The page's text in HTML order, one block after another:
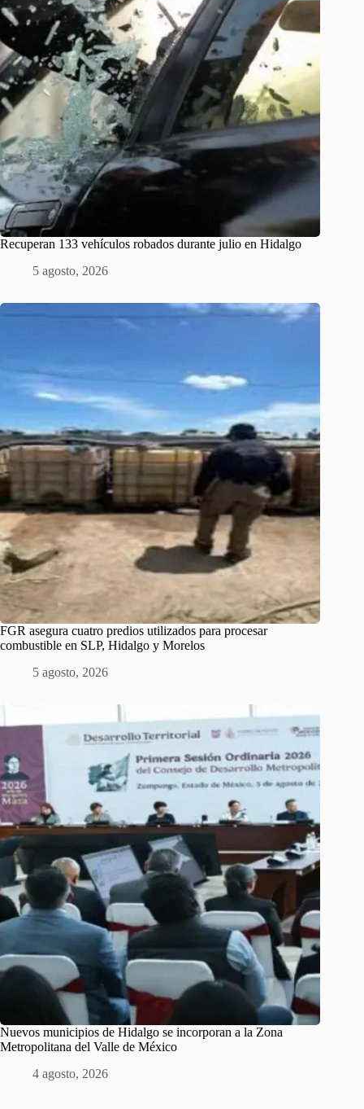
Recuperan 133 vehículos robados durante julio en Hidalgo
5 agosto, 2026
FGR asegura cuatro predios utilizados para procesar
combustible en SLP, Hidalgo y Morelos
5 agosto, 2026
Nuevos municipios de Hidalgo se incorporan a la Zona
Metropolitana del Valle de México
4 agosto, 2026